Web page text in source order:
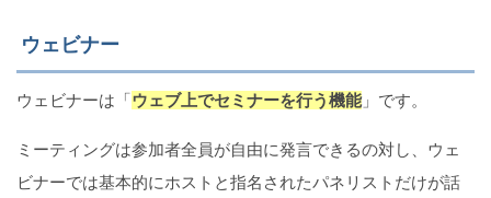
ウェビナー
ウェビナーは「ウェブ上でセミナーを行う機能」です。
ミーティングは参加者全員が自由に発言できるの対し、ウェ
ビナーでは基本的にホストと指名されたパネリストだけが話